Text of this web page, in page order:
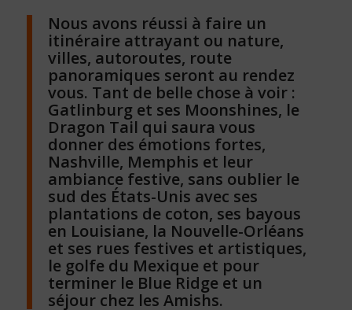
Nous avons réussi à faire un
itinéraire attrayant ou nature,
villes, autoroutes, route
panoramiques seront au rendez
vous. Tant de belle chose à voir :
Gatlinburg et ses Moonshines, le
Dragon Tail qui saura vous
donner des émotions fortes,
Nashville, Memphis et leur
ambiance festive, sans oublier le
sud des États-Unis avec ses
plantations de coton, ses bayous
en Louisiane, la Nouvelle-Orléans
et ses rues festives et artistiques,
le golfe du Mexique et pour
terminer le Blue Ridge et un
séjour chez les Amishs.